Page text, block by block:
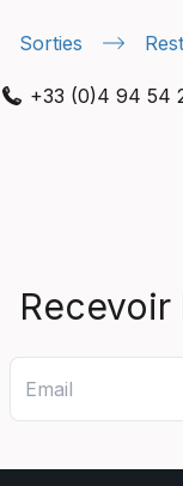
Sorties
+33 (0)4 94 54